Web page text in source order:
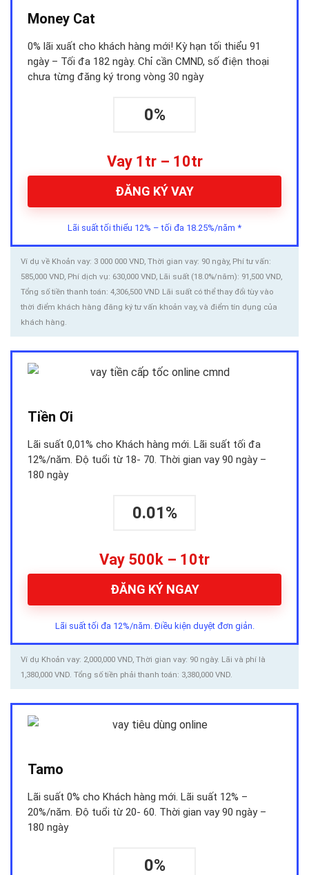
Money Cat
0% lãi xuất cho khách hàng mới! Kỳ hạn tối thiểu 91
ngày – Tối đa 182 ngày. Chỉ cần CMND, số điện thoại
chưa từng đăng ký trong vòng 30 ngày
0%
Vay 1tr – 10tr
ĐĂNG KÝ VAY
Lãi suất tối thiểu 12% – tối đa 18.25%/năm *
Ví dụ về Khoản vay: 3 000 000 VND, Thời gian vay: 90 ngày, Phí tư vấn:
585,000 VND, Phí dịch vụ: 630,000 VND, Lãi suất (18.0%/năm): 91,500 VND,
Tổng số tiền thanh toán: 4,306,500 VND Lãi suất có thể thay đổi tùy vào
thời điểm khách hàng đăng ký tư vấn khoản vay, và điểm tín dụng của
khách hàng.
Tiền Ơi
Lãi suất 0,01% cho Khách hàng mới. Lãi suất tối đa
12%/năm. Độ tuổi từ 18- 70. Thời gian vay 90 ngày –
180 ngày
0.01%
Vay 500k – 10tr
ĐĂNG KÝ NGAY
Lãi suất tối đa 12%/năm. Điều kiện duyệt đơn giản.
Ví dụ Khoản vay: 2,000,000 VND, Thời gian vay: 90 ngày. Lãi và phí là
1,380,000 VND. Tổng số tiền phải thanh toán: 3,380,000 VND.
Tamo
Lãi suất 0% cho Khách hàng mới. Lãi suất 12% –
20%/năm. Độ tuổi từ 20- 60. Thời gian vay 90 ngày –
180 ngày
0%